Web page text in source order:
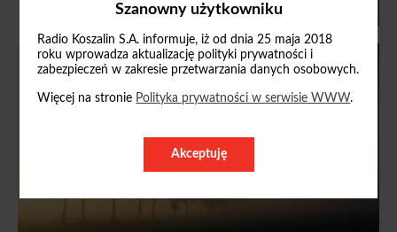
Szanowny użytkowniku
Radio Koszalin S.A. informuje, iż od dnia 25 maja 2018
roku wprowadza aktualizację polityki prywatności i
zabezpieczeń w zakresie przetwarzania danych osobowych.
Więcej na stronie Polityka prywatności w serwisie WWW.
Akceptuję